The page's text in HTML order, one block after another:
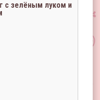
с зелёным луком и